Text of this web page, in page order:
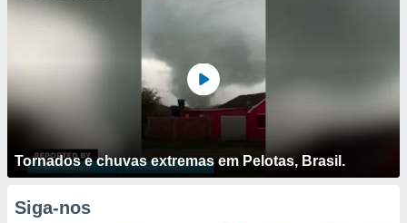
Tornados e chuvas extremas em Pelotas, Brasil.
Siga-nos